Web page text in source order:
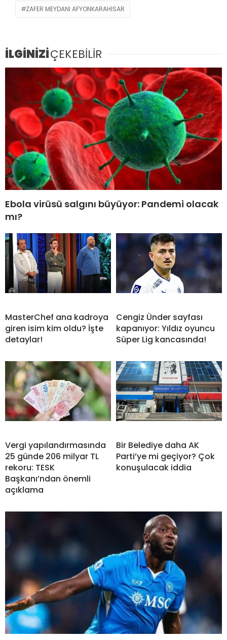
ZAFER MEYDANI AFYONKARAHISAR
İLGİNİZİÇEKEBİLİR
Ebola virüsü salgını büyüyor: Pandemi olacak
mı?
MasterChef ana kadroya
giren isim kim oldu? İşte
detaylar!
Cengiz Ünder sayfası
kapanıyor: Yıldız oyuncu
Süper Lig kancasında!
Vergi yapılandırmasında
25 günde 206 milyar TL
rekoru: TESK
Başkanı’ndan önemli
açıklama
Bir Belediye daha AK
Parti’ye mi geçiyor? Çok
konuşulacak iddia